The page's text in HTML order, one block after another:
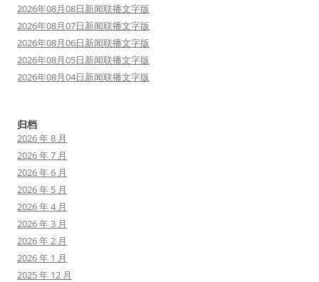
2026年08月08日新闻联播文字版
2026年08月07日新闻联播文字版
2026年08月06日新闻联播文字版
2026年08月05日新闻联播文字版
2026年08月04日新闻联播文字版
归档
2026 年 8 月
2026 年 7 月
2026 年 6 月
2026 年 5 月
2026 年 4 月
2026 年 3 月
2026 年 2 月
2026 年 1 月
2025 年 12 月